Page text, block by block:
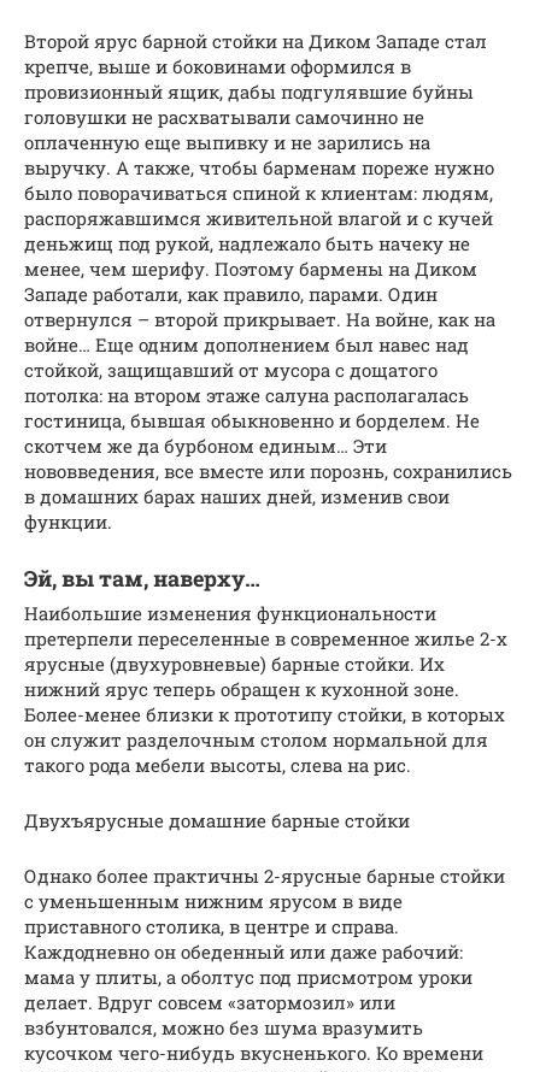
Второй ярус барной стойки на Диком Западе стал
крепче, выше и боковинами оформился в
провизионный ящик, дабы подгулявшие буйны
головушки не расхватывали самочинно не
оплаченную еще выпивку и не зарились на
выручку. А также, чтобы барменам пореже нужно
было поворачиваться спиной к клиентам: людям,
распоряжавшимся живительной влагой и с кучей
деньжищ под рукой, надлежало быть начеку не
менее, чем шерифу. Поэтому бармены на Диком
Западе работали, как правило, парами. Один
отвернулся – второй прикрывает. На войне, как на
войне… Еще одним дополнением был навес над
стойкой, защищавший от мусора с дощатого
потолка: на втором этаже салуна располагалась
гостиница, бывшая обыкновенно и борделем. Не
скотчем же да бурбоном единым… Эти
нововведения, все вместе или порознь, сохранились
в домашних барах наших дней, изменив свои
функции.
Эй, вы там, наверху…
Наибольшие изменения функциональности
претерпели переселенные в современное жилье 2-х
ярусные (двухуровневые) барные стойки. Их
нижний ярус теперь обращен к кухонной зоне.
Более-менее близки к прототипу стойки, в которых
он служит разделочным столом нормальной для
такого рода мебели высоты, слева на рис.
Двухъярусные домашние барные стойки
Однако более практичны 2-ярусные барные стойки
с уменьшенным нижним ярусом в виде
приставного столика, в центре и справа.
Каждодневно он обеденный или даже рабочий:
мама у плиты, а оболтус под присмотром уроки
делает. Вдруг совсем «затормозил» или
взбунтовался, можно без шума вразумить
кусочком чего-нибудь вкусненького. Ко времени